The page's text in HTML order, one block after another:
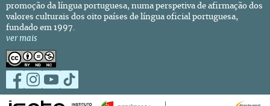
promoção da língua portuguesa, numa perspetiva de afirmação dos
valores culturais dos oito países de língua oficial portuguesa,
fundado em 1997.
ver mais